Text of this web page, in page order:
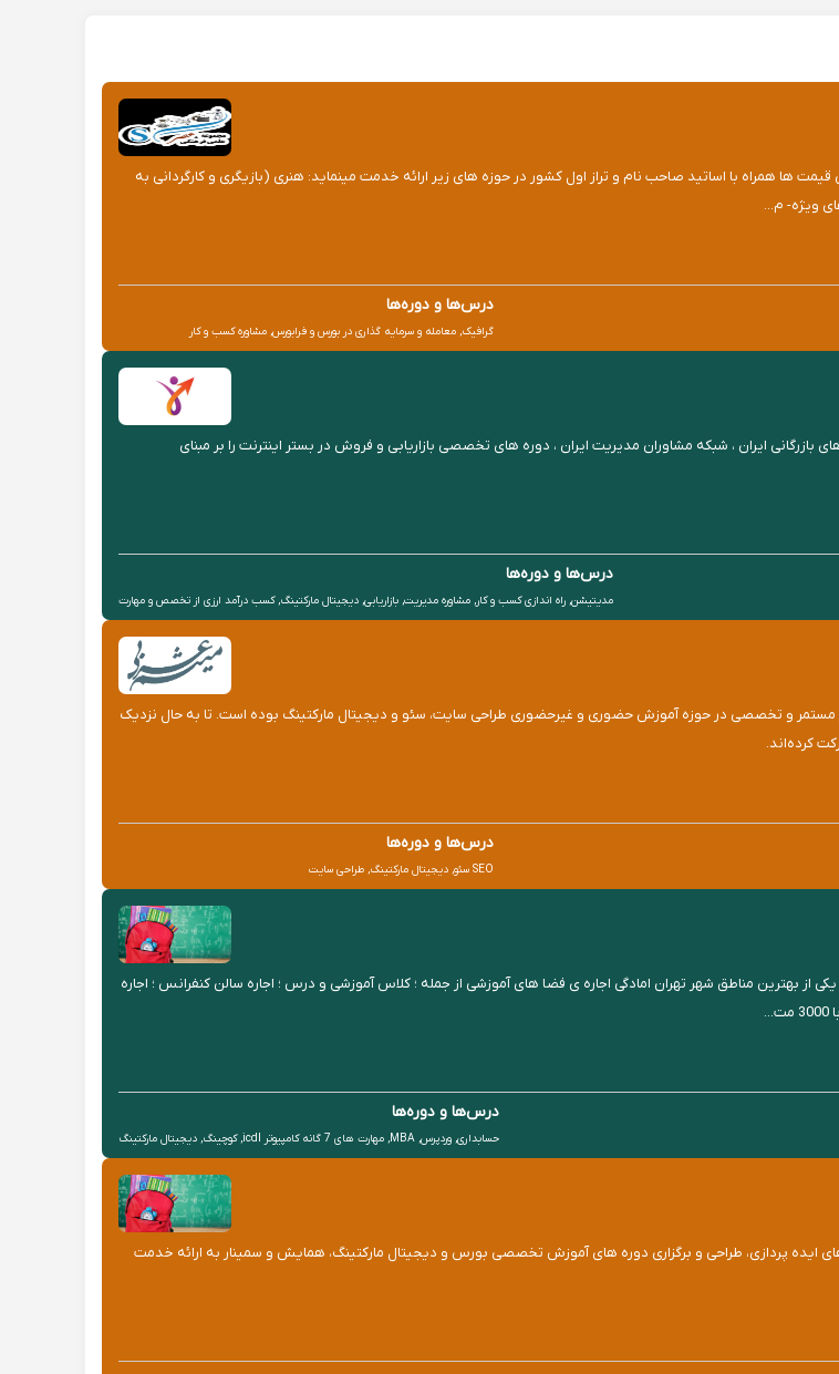
ها همراه با اساتید صاحب نام و تراز اول کشور در حوزه های زیر ارائه خدمت مینماید: هنری (بازیگری و کارگردانی به
ویژه- م...
درس‌ها و دوره‌ها
گرافیک, معامله و سرمایه گذاری در بورس و فرابورس, مشاوره کسب و کار
کسب و کار با بیش از 20 سال سابقه فعالیت در اتاق های بازرگانی ایران ، شبکه مشاوران مدیریت ایران ، دوره های تخصصی بازاریابی و فروش در بستر اینترنت را بر مبنای
درس‌ها و دوره‌ها
مدیتیشن, راه اندازی کسب و کار, مشاوره مدیریت, بازاریابی, دیجیتال مارکتینگ, کسب درآمد ارزی از تخصص و مهارت
به طور مستمر و تخصصی در حوزه آموزش حضوری و غیرحضوری طراحی سایت، سئو و دیجیتال مارکتینگ بوده است. تا به حال نزدیک
درس‌ها و دوره‌ها
SEO سئو, دیجیتال مارکتینگ, طراحی سایت
آموزشگاه پژوهشگر جزو اموزشگاه های برتر منطقه ی 2 در تهران در یکی از بهترین مناطق شهر تهران امادگی اجاره ی فضا های آموزشی از جمله ؛ کلاس آموزشی و درس ؛ اجاره سالن کنفرانس ؛ اجاره
درس‌ها و دوره‌ها
حسابداری, وردپرس, MBA, مهارت های 7 گانه کامپیوتر icdl, کوچینگ, دیجیتال مارکتینگ
گروه آموزشی شارین با یک دهه‎ تجربه مفتخر است،‌ با تیمی تحصیل کرده و مجرب در زمینه های‌ ایده ‎پردازی، طراحی و برگزاری دوره های آموزش تخصصی بورس و دیجیتال مارکتینگ، همایش و سمینار به ارائه خدمت